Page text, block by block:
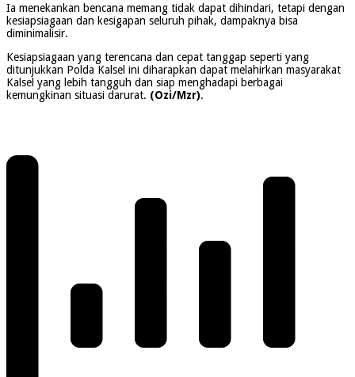
Ia menekankan bencana memang tidak dapat dihindari, tetapi dengan
kesiapsiagaan dan kesigapan seluruh pihak, dampaknya bisa
diminimalisir.
Kesiapsiagaan yang terencana dan cepat tanggap seperti yang
ditunjukkan Polda Kalsel ini diharapkan dapat melahirkan masyarakat
Kalsel yang lebih tangguh dan siap menghadapi berbagai
kemungkinan situasi darurat. (Ozi/Mzr).